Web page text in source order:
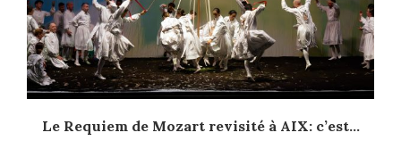
Le Requiem de Mozart revisité à AIX: c’est...